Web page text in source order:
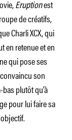
Eruptionest
de créatifs,
Charli XCX, qui
en retenue et en
qui pose ses
son
plutôt qu’à
pour lui faire sa